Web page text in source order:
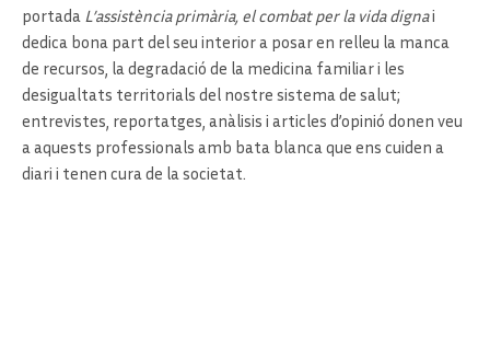
portada L’assistència primària, el combat per la vida dignai
dedica bona part del seu interior a posar en relleu la manca
de recursos, la degradació de la medicina familiar i les
desigualtats territorials del nostre sistema de salut;
entrevistes, reportatges, anàlisis i articles d’opinió donen veu
a aquests professionals amb bata blanca que ens cuiden a
diari i tenen cura de la societat.